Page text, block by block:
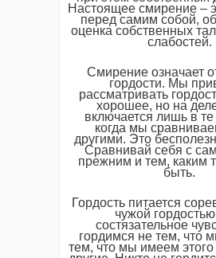
Настоящее смирение –
перед самим собой,
оценка собственных
слабостей.
Смирение означает
гордости. Мы
рассматривать
хорошее, но на
включается лишь в
когда мы
другими. Это
Сравнивай себя с
прежним и тем, каким
быть.
Гордость питается
чужой
состязательное
гордимся не тем, что
тем, что мы имеем